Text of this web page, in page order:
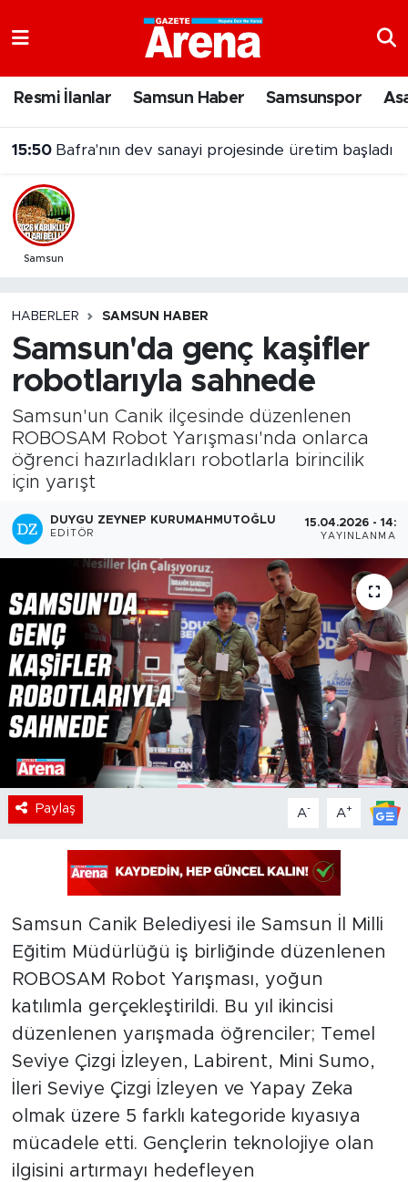
Resmi İlanlar Samsun Haber Samsunspor
15:50 Bafra'nın dev sanayi projesinde üretim başladı
Samsun
HABERLER SAMSUN HABER
Samsun'da genç kaşifler
robotlarıyla sahnede
Samsun'un Canik ilçesinde düzenlenen
ROBOSAM Robot Yarışması'nda onlarca
öğrenci hazırladıkları robotlarla birincilik
için yarışt
DUYGU ZEYNEP KURUMAHMUTOĞLU
EDITÖR
15.04.2026 -
YAYINLANMA
Paylaş A- A+
Samsun Canik Belediyesi ile Samsun İl Milli
Eğitim Müdürlüğü iş birliğinde düzenlenen
ROBOSAM Robot Yarışması, yoğun
katılımla gerçekleştirildi. Bu yıl ikincisi
düzenlenen yarışmada öğrenciler; Temel
Seviye Çizgi İzleyen, Labirent, Mini Sumo,
İleri Seviye Çizgi İzleyen ve Yapay Zeka
olmak üzere 5 farklı kategoride kıyasıya
mücadele etti. Gençlerin teknolojiye olan
ilgisini artırmayı hedefleyen
Samsun Namaz Vakitleri
Trafik Durumu
Süper Lig Puan Durumu ve Fikstür
Son Dakika Haberleri
Haber Arşivi